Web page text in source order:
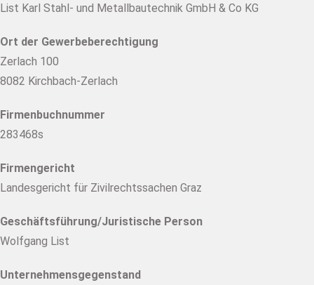
List Karl Stahl- und Metallbautechnik GmbH & Co KG
Ort der Gewerbeberechtigung
Zerlach 100
8082 Kirchbach-Zerlach
Firmenbuchnummer
283468s
Firmengericht
Landesgericht für Zivilrechtssachen Graz
Geschäftsführung/Juristische Person
Wolfgang List
Unternehmensgegenstand